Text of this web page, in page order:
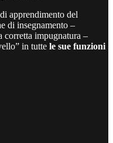
apprendimento del
di insegnamento –
corretta impugnatura –
in tutte le sue funzioni